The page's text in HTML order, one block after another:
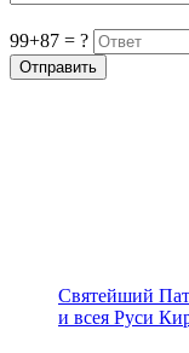
99+87 = ?
Святейший
и всея Руси